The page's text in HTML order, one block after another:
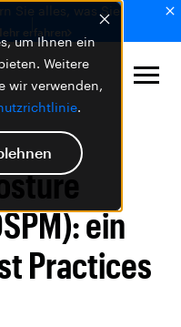
um Ihnen ein
Weitere
wir verwenden,
.
Sie alles, was Sie
erfahren
ein
Practices